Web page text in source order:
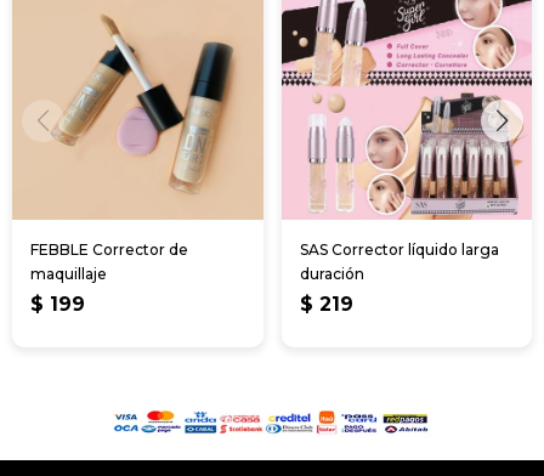
FEBBLE Corrector de
maquillaje
$ 199
SAS Corrector líquido larga
duración
$ 219